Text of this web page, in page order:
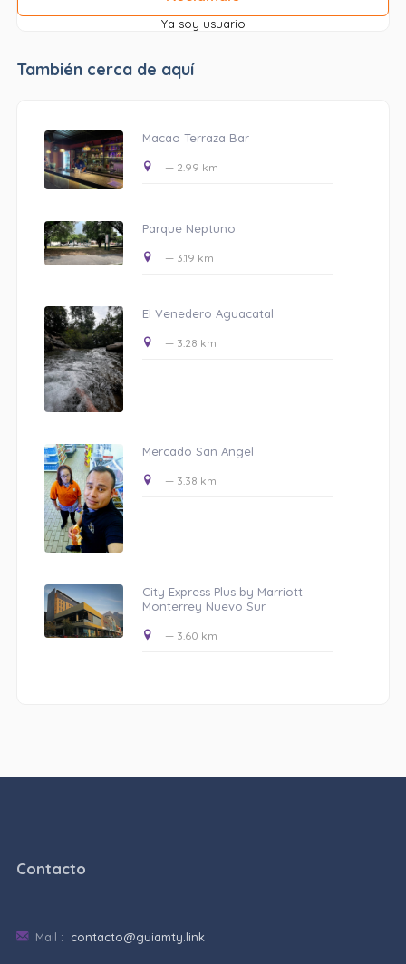
Ya soy usuario
También cerca de aquí
Macao Terraza Bar
— 2.99 km
Parque Neptuno
— 3.19 km
El Venedero Aguacatal
— 3.28 km
Mercado San Angel
— 3.38 km
City Express Plus by Marriott
Monterrey Nuevo Sur
— 3.60 km
Contacto
Mail : contacto@guiamty.link